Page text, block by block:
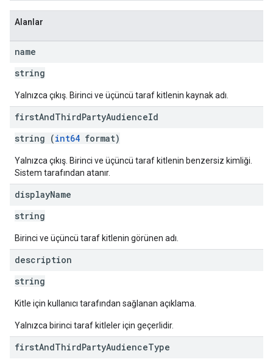
Alanlar
name
string
Yalnızca çıkış. Birinci ve üçüncü taraf kitlenin kaynak adı.
firstAndThirdPartyAudienceId
string (int64 format)
Yalnızca çıkış. Birinci ve üçüncü taraf kitlenin benzersiz kimliği.
Sistem tarafından atanır.
displayName
string
Birinci ve üçüncü taraf kitlenin görünen adı.
description
string
Kitle için kullanıcı tarafından sağlanan açıklama.
Yalnızca birinci taraf kitleler için geçerlidir.
firstAndThirdPartyAudienceType